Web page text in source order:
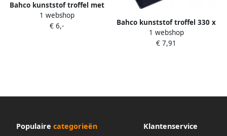
Bahco kunststof troffel met
punt 265 | 213026140
1 webshop
€ 6,-
Bahco kunststof troffel 330 x
220 | 212033220
1 webshop
€ 7,91
Populaire categorieën Klantenservice